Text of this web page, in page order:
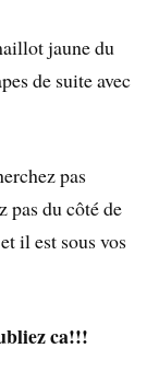
jaune du
de suite avec
pas
pas du côté de
il est sous vos
ca!!!